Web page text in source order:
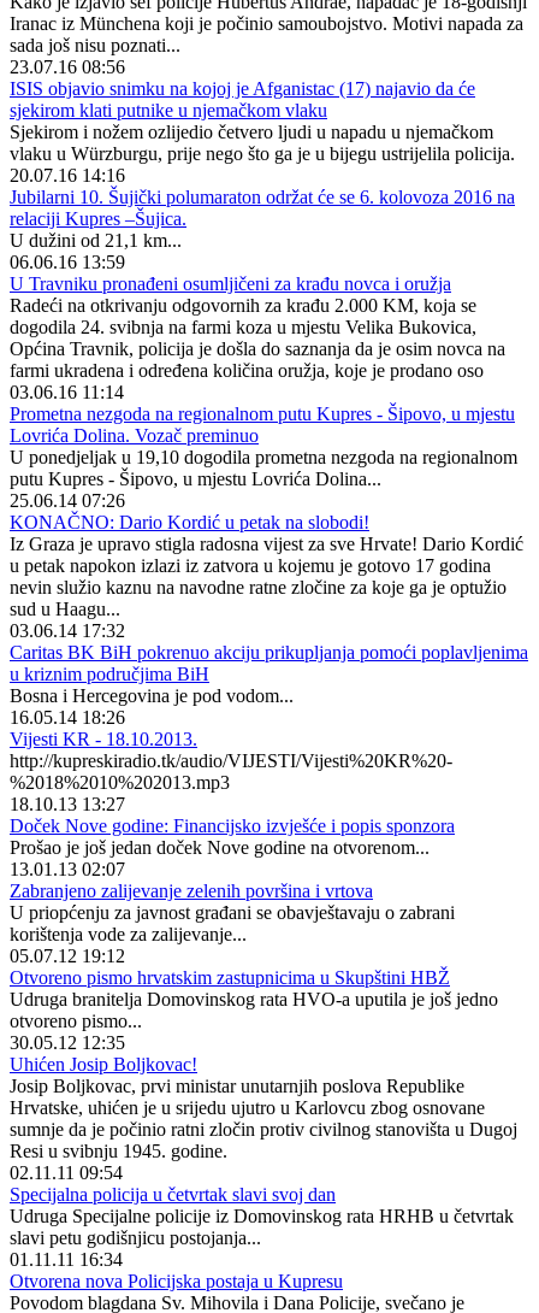
Iranac iz Münchena koji je počinio samoubojstvo. Motivi napada za
sada još nisu poznati...
23.07.16 08:56
ISIS objavio snimku na kojoj je Afganistac (17) najavio da će
sjekirom klati putnike u njemačkom vlaku
Sjekirom i nožem ozlijedio četvero ljudi u napadu u njemačkom
vlaku u Würzburgu, prije nego što ga je u bijegu ustrijelila policija.
20.07.16 14:16
Jubilarni 10. Šujički polumaraton održat će se 6. kolovoza 2016 na
relaciji Kupres –Šujica.
U dužini od 21,1 km...
06.06.16 13:59
U Travniku pronađeni osumljičeni za krađu novca i oružja
Radeći na otkrivanju odgovornih za krađu 2.000 KM, koja se
dogodila 24. svibnja na farmi koza u mjestu Velika Bukovica,
Općina Travnik, policija je došla do saznanja da je osim novca na
farmi ukradena i određena količina oružja, koje je prodano oso
03.06.16 11:14
Prometna nezgoda na regionalnom putu Kupres - Šipovo, u mjestu
Lovrića Dolina. Vozač preminuo
U ponedjeljak u 19,10 dogodila prometna nezgoda na regionalnom
putu Kupres - Šipovo, u mjestu Lovrića Dolina...
25.06.14 07:26
KONAČNO: Dario Kordić u petak na slobodi!
Iz Graza je upravo stigla radosna vijest za sve Hrvate! Dario Kordić
u petak napokon izlazi iz zatvora u kojemu je gotovo 17 godina
nevin služio kaznu na navodne ratne zločine za koje ga je optužio
sud u Haagu...
03.06.14 17:32
Caritas BK BiH pokrenuo akciju prikupljanja pomoći poplavljenima
u kriznim područjima BiH
Bosna i Hercegovina je pod vodom...
16.05.14 18:26
Vijesti KR - 18.10.2013.
http://kupreskiradio.tk/audio/VIJESTI/Vijesti%20KR%20-
%2018%2010%202013.mp3
18.10.13 13:27
Doček Nove godine: Financijsko izvješće i popis sponzora
Prošao je još jedan doček Nove godine na otvorenom...
13.01.13 02:07
Zabranjeno zalijevanje zelenih površina i vrtova
U priopćenju za javnost građani se obavještavaju o zabrani
korištenja vode za zalijevanje...
05.07.12 19:12
Otvoreno pismo hrvatskim zastupnicima u Skupštini HBŽ
Udruga branitelja Domovinskog rata HVO-a uputila je još jedno
otvoreno pismo...
30.05.12 12:35
Uhićen Josip Boljkovac!
Josip Boljkovac, prvi ministar unutarnjih poslova Republike
Hrvatske, uhićen je u srijedu ujutro u Karlovcu zbog osnovane
sumnje da je počinio ratni zločin protiv civilnog stanovišta u Dugoj
Resi u svibnju 1945. godine.
02.11.11 09:54
Specijalna policija u četvrtak slavi svoj dan
Udruga Specijalne policije iz Domovinskog rata HRHB u četvrtak
slavi petu godišnjicu postojanja...
01.11.11 16:34
Otvorena nova Policijska postaja u Kupresu
Povodom blagdana Sv. Mihovila i Dana Policije, svečano je